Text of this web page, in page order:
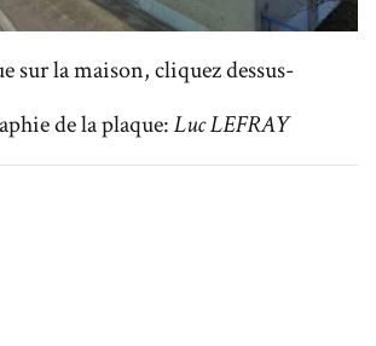
sur la maison, cliquez dessus-
de la plaque:Luc LEFRAY